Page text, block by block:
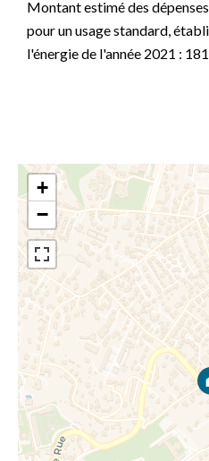
Montant estimé des
pour un usage standard,
l'énergie de l'année 2021 :
+
−